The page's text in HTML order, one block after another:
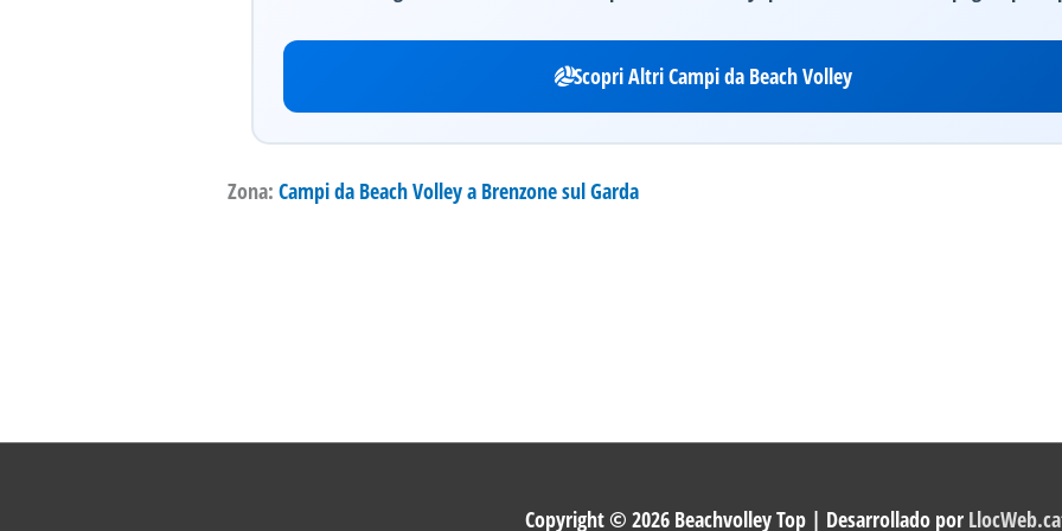
Scopri Altri Campi da Beach Volley
Zona: Campi da Beach Volley a Brenzone sul Garda
Copyright © 2026 Beachvolley Top | Desarrollado por